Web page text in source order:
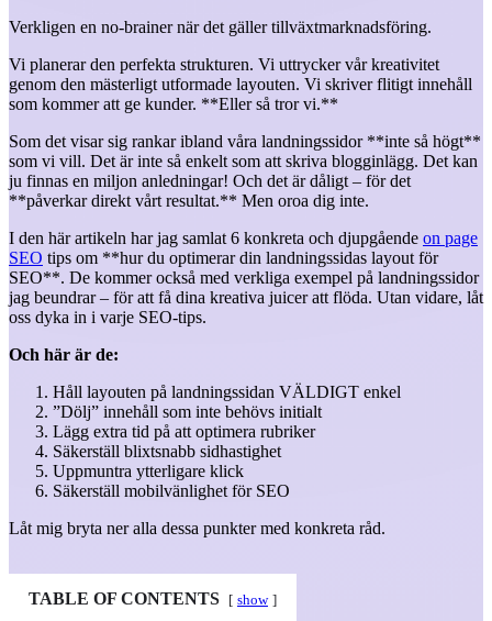
Verkligen en no-brainer när det gäller tillväxtmarknadsföring.
Vi planerar den perfekta strukturen. Vi uttrycker vår kreativitet
genom den mästerligt utformade layouten. Vi skriver flitigt innehåll
som kommer att ge kunder. **Eller så tror vi.**
Som det visar sig rankar ibland våra landningssidor **inte så högt**
som vi vill. Det är inte så enkelt som att skriva blogginlägg. Det kan
ju finnas en miljon anledningar! Och det är dåligt – för det
**påverkar direkt vårt resultat.** Men oroa dig inte.
I den här artikeln har jag samlat 6 konkreta och djupgående on page
SEO tips om **hur du optimerar din landningssidas layout för
SEO**. De kommer också med verkliga exempel på landningssidor
jag beundrar – för att få dina kreativa juicer att flöda. Utan vidare, låt
oss dyka in i varje SEO-tips.
Och här är de:
Håll layouten på landningssidan VÄLDIGT enkel
”Dölj” innehåll som inte behövs initialt
Lägg extra tid på att optimera rubriker
Säkerställ blixtsnabb sidhastighet
Uppmuntra ytterligare klick
Säkerställ mobilvänlighet för SEO
Låt mig bryta ner alla dessa punkter med konkreta råd.
TABLE OF CONTENTS show